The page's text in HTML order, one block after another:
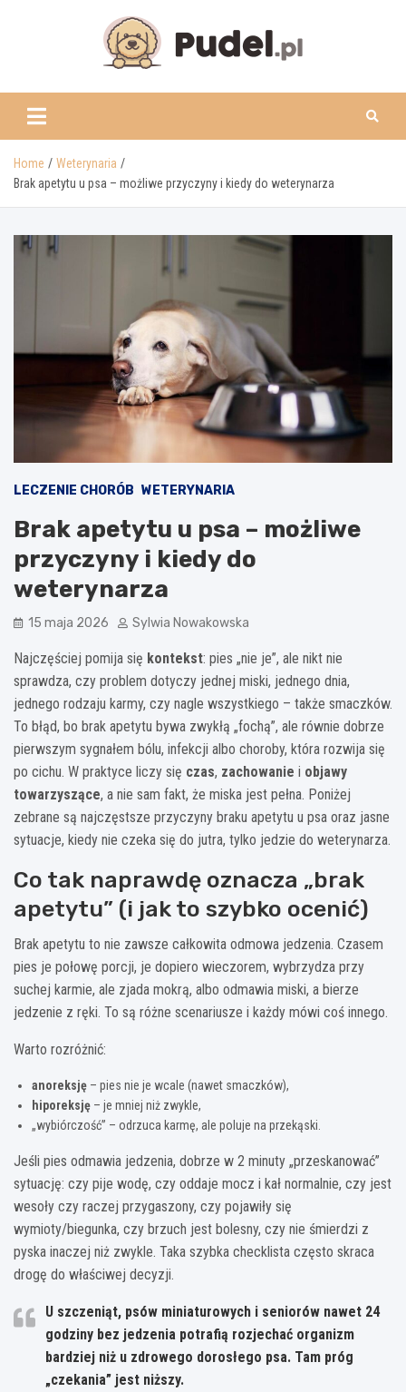
www.pudel.pl
Home
Weterynaria
Brak apetytu u psa – możliwe przyczyny i kiedy do weterynarza
LECZENIE CHORÓB WETERYNARIA
Brak apetytu u psa – możliwe
przyczyny i kiedy do
weterynarza
15 maja 2026 Sylwia Nowakowska
Najczęściej pomija się kontekst: pies „nie je”, ale nikt nie
sprawdza, czy problem dotyczy jednej miski, jednego dnia,
jednego rodzaju karmy, czy nagle wszystkiego – także smaczków.
To błąd, bo brak apetytu bywa zwykłą „fochą”, ale równie dobrze
pierwszym sygnałem bólu, infekcji albo choroby, która rozwija się
po cichu. W praktyce liczy się czas, zachowanie i objawy
towarzyszące, a nie sam fakt, że miska jest pełna. Poniżej
zebrane są najczęstsze przyczyny braku apetytu u psa oraz jasne
sytuacje, kiedy nie czeka się do jutra, tylko jedzie do weterynarza.
Co tak naprawdę oznacza „brak
apetytu” (i jak to szybko ocenić)
Brak apetytu to nie zawsze całkowita odmowa jedzenia. Czasem
pies je połowę porcji, je dopiero wieczorem, wybrzydza przy
suchej karmie, ale zjada mokrą, albo odmawia miski, a bierze
jedzenie z ręki. To są różne scenariusze i każdy mówi coś innego.
Warto rozróżnić:
anoreksję – pies nie je wcale (nawet smaczków),
hiporeksję – je mniej niż zwykle,
„wybiórczość” – odrzuca karmę, ale poluje na przekąski.
Jeśli pies odmawia jedzenia, dobrze w 2 minuty „przeskanować”
sytuację: czy pije wodę, czy oddaje mocz i kał normalnie, czy jest
wesoły czy raczej przygaszony, czy pojawiły się
wymioty/biegunka, czy brzuch jest bolesny, czy nie śmierdzi z
pyska inaczej niż zwykle. Taka szybka checklista często skraca
drogę do właściwej decyzji.
U szczeniąt, psów miniaturowych i seniorów nawet 24
godziny bez jedzenia potrafią rozjechać organizm
bardziej niż u zdrowego dorosłego psa. Tam próg
„czekania” jest niższy.